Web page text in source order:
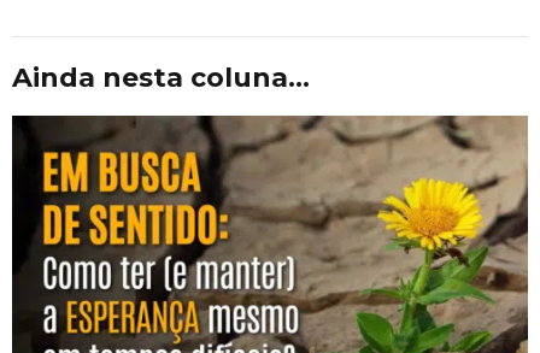
Ainda nesta coluna...